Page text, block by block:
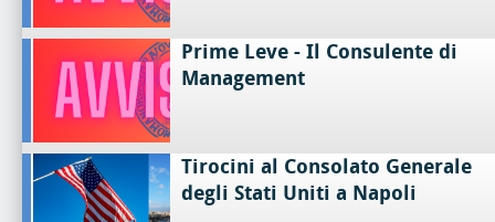
Prime Leve - Il Consulente di
Management
Tirocini al Consolato Generale
degli Stati Uniti a Napoli